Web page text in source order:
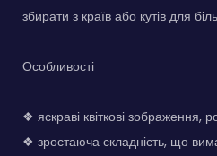
збирати з країв або кутів для
Особливості
❖ яскраві квіткові зображення,
❖ зростаюча складність, що